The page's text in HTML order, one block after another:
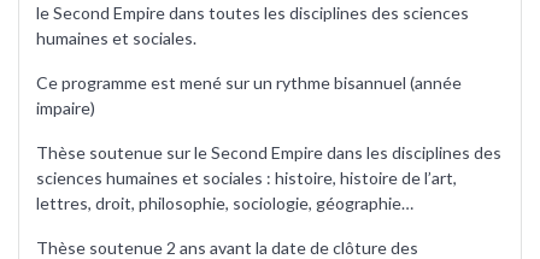
le Second Empire dans toutes les disciplines des sciences
humaines et sociales.
Ce programme est mené sur un rythme bisannuel (année
impaire)
Thèse soutenue sur le Second Empire dans les disciplines des
sciences humaines et sociales : histoire, histoire de l’art,
lettres, droit, philosophie, sociologie, géographie…
Thèse soutenue 2 ans avant la date de clôture des